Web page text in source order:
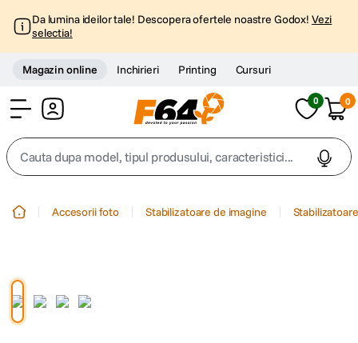
Da lumina ideilor tale! Descopera ofertele noastre Godox! Vezi
selectia!
Magazin online Inchirieri Printing Cursuri
0 0
Cauta dupa model, tipul produsului, caracteristici...
Accesorii foto Stabilizatoare de imagine